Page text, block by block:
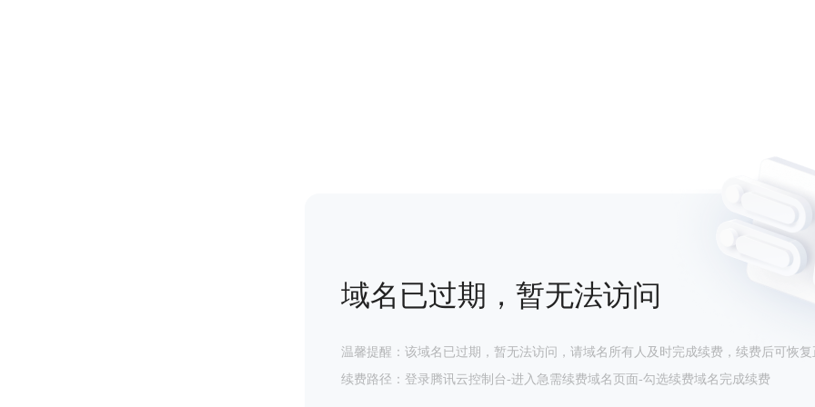
域名已过期，暂无法访问
温馨提醒：该域名已过期，暂无法访问，请域名所有人及时完成续费，续费后可恢复
续费路径：登录腾讯云控制台-进入急需续费域名页面-勾选续费域名完成续费